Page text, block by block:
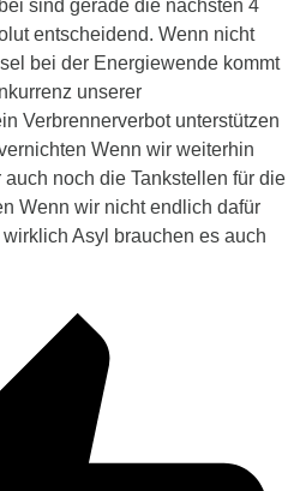
sind gerade die nächsten 4
entscheidend. Wenn nicht
bei der Energiewende kommt
unserer
Verbrennerverbot unterstützen
Wenn wir weiterhin
noch die Tankstellen für die
Wenn wir nicht endlich dafür
Asyl brauchen es auch